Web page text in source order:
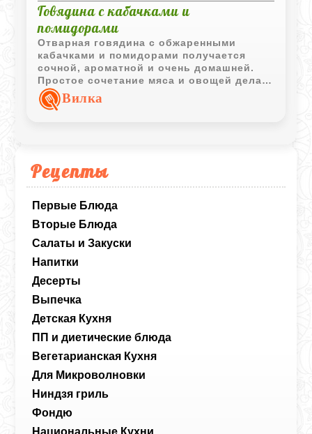
Рецепты
Первые Блюда
Вторые Блюда
Салаты и Закуски
Напитки
Десерты
Выпечка
Детская Кухня
ПП и диетические блюда
Вегетарианская Кухня
Для Микроволновки
Ниндзя гриль
Фондю
Национальные Кухни
Говядина с кабачками и
помидорами
Отварная говядина с обжаренными
кабачками и помидорами получается
сочной, ароматной и очень домашней.
Простое сочетание мяса и овощей делает
блюдо легким, но при этом достаточно
сытным.
Вилка